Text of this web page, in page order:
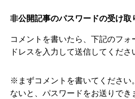
非公開記事のパスワードの受け取
コメントを書いたら、下記のフォ
ドレスを入力して送信してくださ
※まずコメントを書いてください
ないと、パスワードをお送りでき